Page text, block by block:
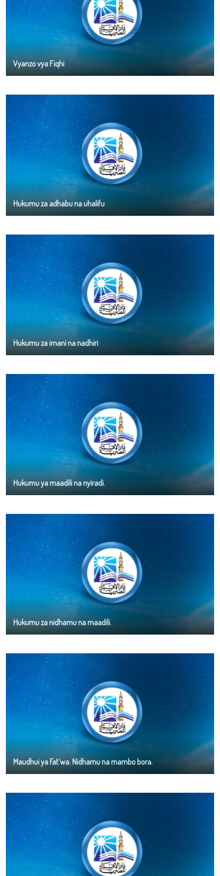
Vyanzo vya Fiqhi
Hukumu za adhabu na uhalifu
Hukumu za imani na nadhiri
Hukumu ya maadili na nyiradi.
Hukumu za nidhamu na maadili.
Maudhui ya Fat’wa. Nidhamu na mambo bora.